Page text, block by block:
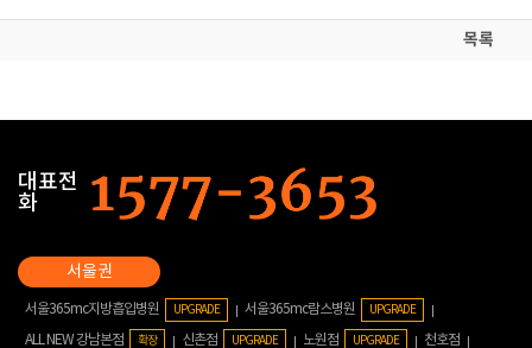
목록
대표전
화
서울365mc지방흡입병원 UPGRADE 서울365mc람스병원 UPGRADE
ALL NEW 강남본점 확장 신촌점 UPGRADE 노원점 UPGRADE
천호점